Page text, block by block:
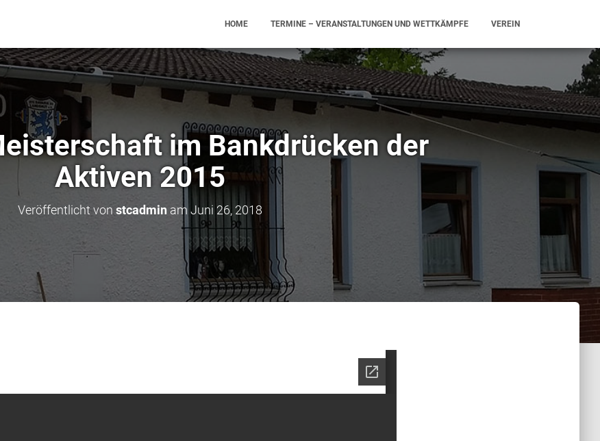
HOME TERMINE – VERANSTALTUNGEN UND WETTKÄMPFE VEREIN
im Bankdrücken der
Aktiven 2015
Veröffentlicht von stcadminam Juni 26, 2018